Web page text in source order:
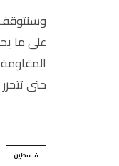
على ما
حتى
فلسطين